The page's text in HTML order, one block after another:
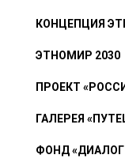
КОНЦЕПЦИЯ
ЭТНОМИР 2030
ПРОЕКТ
ГАЛЕРЕЯ
ФОНД